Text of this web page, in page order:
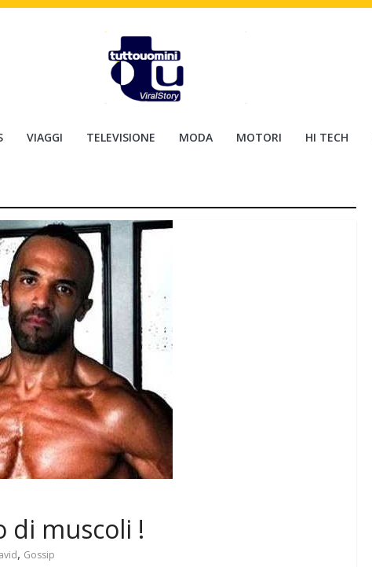
VIAGGI TELEVISIONE MODA MOTORI HI TECH
di muscoli !
, Gossip